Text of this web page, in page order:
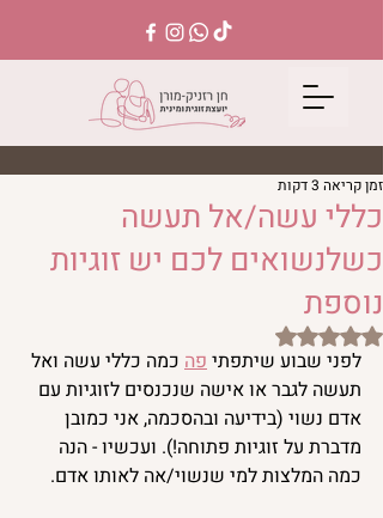
כללי עשה/אל תעשה
כשלנשואים לכם יש זוגיות
נוספת
זמן קריאה 3 דקות
דירוג של NaN מתוך 5 כוכבים
לפני שבוע שיתפתי פה כמה כללי עשה ואל
תעשה לגבר או אישה שנכנסים לזוגיות עם
אדם נשוי (בידיעה ובהסכמה, אני כמובן
מדברת על זוגיות פתוחה!). ועכשיו - הנה
כמה המלצות למי שנשוי/אה לאותו אדם.